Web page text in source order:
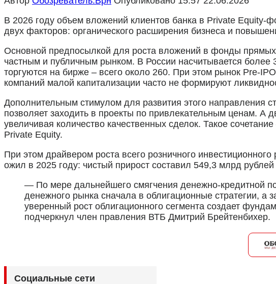
В 2026 году объем вложений клиентов банка в Private Equity-
двух факторов: органического расширения бизнеса и
Основной предпосылкой для роста вложений в фонды
частным и публичным рынком. В России насчитывается более
торгуются на бирже – всего около 260. При этом рынок Pre-
компаний малой капитализации часто не формируют
Дополнительным стимулом для развития этого направления
позволяет заходить в проекты по привлекательным ценам. А
увеличивая количество качественных сделок. Такое
Private Equity.
При этом драйвером роста всего розничного
ожил в 2025 году: чистый прирост составил 549,3 млрд
— По мере дальнейшего смягчения денежно-кредитной
денежного рынка сначала в облигационные стратегии,
уверенный рост облигационного сегмента создает
подчеркнул член правления ВТБ Дмитрий Брейтенбихер.
Социальные сети